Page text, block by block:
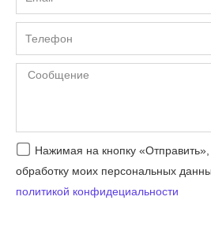
Телефон
Сообщение
Согласие
Нажимая на кнопку
обработку моих персональных
политикой конфидециальности